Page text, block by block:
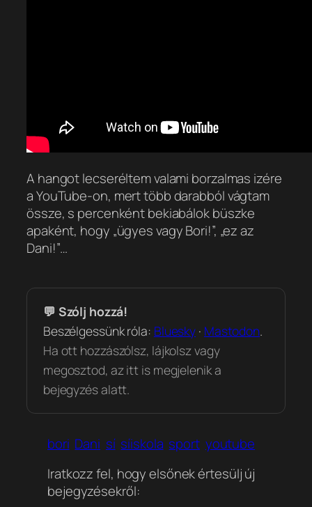
A hangot lecseréltem valami borzalmas izére
a YouTube-on, mert több darabból vágtam
össze, s percenként bekiabálok büszke
apaként, hogy „ügyes vagy Bori!”, „ez az
Dani!”…
💬 Szólj hozzá!
Beszélgessünk róla: Bluesky · Mastodon.
Ha ott hozzászólsz, lájkolsz vagy
megosztod, az itt is megjelenik a
bejegyzés alatt.
bori Dani sí síiskola sport youtube
Iratkozz fel, hogy elsőnek értesülj új
bejegyzésekről: